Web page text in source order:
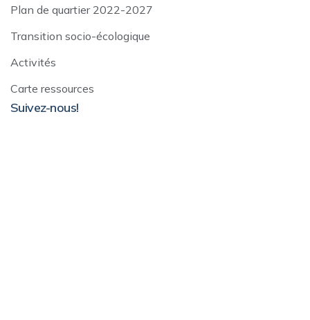
Plan de quartier 2022-2027
Transition socio-écologique
Activités
Carte ressources
Suivez-nous!